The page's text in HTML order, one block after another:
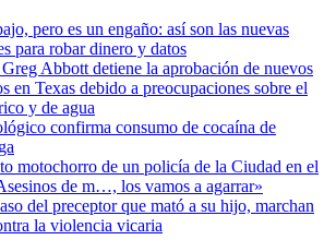
pero es un engaño: así son las nuevas
para robar dinero y datos
Abbott detiene la aprobación de nuevos
en Texas debido a preocupaciones sobre el
y de agua
confirma consumo de cocaína de
motochorro de un policía de la Ciudad en el
de m…, los vamos a agarrar»
del preceptor que mató a su hijo, marchan
la violencia vicaria